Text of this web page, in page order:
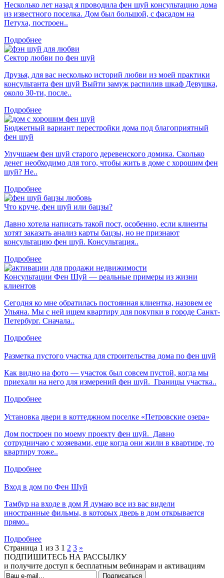
Несколько лет назад я проводила фен шуй консультацию дома
из известного поселка. Дом был большой, с фасадом на
Петуха, построен..
Подробнее
Сектор любви по фен шуй
Друзья, для вас несколько историй любви из моей практики
консультанта фен шуй Выйти замуж распилив шкаф Девушка,
около 30-ти, после..
Подробнее
Бюджетный вариант перестройки дома под благоприятный
фен шуй
Улучшаем фен шуй старого деревенского домика. Сколько
денег необходимо для того, чтобы жить в доме с хорошим фен
шуй? Не..
Подробнее
Что круче, фен шуй или бацзы?
Давно хотела написать такой пост, особенно, если клиенты
хотят заказать анализ карты бацзы, но не признают
консультацию фен шуй. Консультация..
Подробнее
Консультации Фен Шуй — реальные примеры из жизни
клиентов
Сегодня ко мне обратилась постоянная клиентка, назовем ее
Ульяна. Мы с ней ищем квартиру для покупки в городе Санкт-
Петербург. Сначала..
Подробнее
Разметка пустого участка для строительства дома по фен шуй
Как видно на фото — участок был совсем пустой, когда мы
приехали на него для измерений фен шуй. Границы участка..
Подробнее
Установка двери в коттеджном поселке «Петровские озера»
Дом построен по моему проекту фен шуй. Давно
сотрудничаю с хозяевами, еще когда они жили в квартире, то
квартиру тоже..
Подробнее
Вход в дом по Фен Шуй
Тамбур на входе в дом Я думаю все из вас видели
иностранные фильмы, в которых дверь в дом открывается
прямо..
Подробнее
Страница 1 из 3 1 2 3 »
ПОДПИШИТЕСЬ НА РАССЫЛКУ
и получите доступ к бесплатным вебинарам и активациям